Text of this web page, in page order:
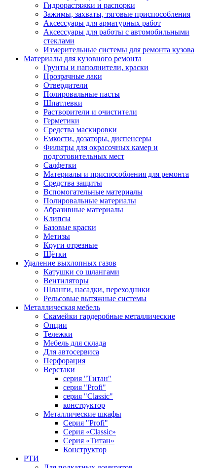
Гидрорастяжки и распорки
Зажимы, захваты, тяговые приспособления
Аксессуары для арматурных работ
Аксессуары для работы с автомобильными
стеклами
Измерительные системы для ремонта кузова
Материалы для кузовного ремонта
Грунты и наполнители, краски
Прозрачные лаки
Отвердители
Полировальные пасты
Шпатлевки
Растворители и очистители
Герметики
Средства маскировки
Емкости, дозаторы, диспенсеры
Фильтры для окрасочных камер и
подготовительных мест
Салфетки
Материалы и приспособления для ремонта
Средства защиты
Вспомогательные материалы
Полировальные материалы
Абразивные материалы
Клипсы
Базовые краски
Метизы
Круги отрезные
Щётки
Удаление выхлопных газов
Катушки со шлангами
Вентиляторы
Шланги, насадки, переходники
Рельсовые вытяжные системы
Металлическая мебель
Скамейки гардеробные металлические
Опции
Тележки
Мебель для склада
Для автосервиса
Перфорация
Верстаки
серия "Титан"
серия "Profi"
серия "Classic"
конструктор
Металлические шкафы
Серия "Profi"
Серия «Classic»
Серия «Титан»
Конструктор
РТИ